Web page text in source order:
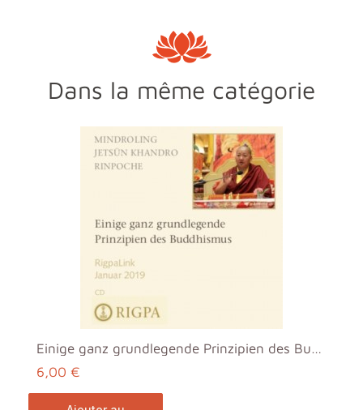
Dans la même catégorie
Einige ganz grundlegende Prinzipien des Buddhismus...
6,00 €